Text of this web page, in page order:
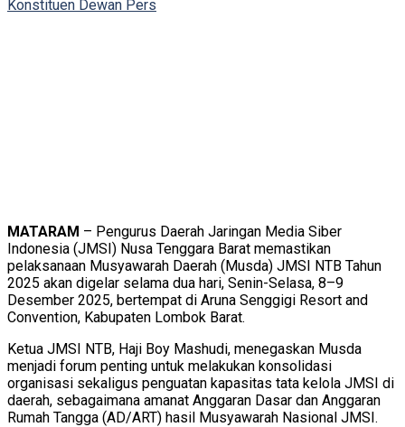
MATARAM – Pengurus Daerah Jaringan Media Siber
Indonesia (JMSI) Nusa Tenggara Barat memastikan
pelaksanaan Musyawarah Daerah (Musda) JMSI NTB Tahun
2025 akan digelar selama dua hari, Senin-Selasa, 8–9
Desember 2025, bertempat di Aruna Senggigi Resort and
Convention, Kabupaten Lombok Barat.
Ketua JMSI NTB, Haji Boy Mashudi, menegaskan Musda
menjadi forum penting untuk melakukan konsolidasi
organisasi sekaligus penguatan kapasitas tata kelola JMSI di
daerah, sebagaimana amanat Anggaran Dasar dan Anggaran
Rumah Tangga (AD/ART) hasil Musyawarah Nasional JMSI.